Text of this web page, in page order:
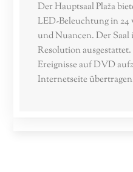
Der Hauptsaal Plaža
LED-Beleuchtung in 24
und Nuancen. Der Saal
Resolution
Ereignisse auf DVD
Internetseite